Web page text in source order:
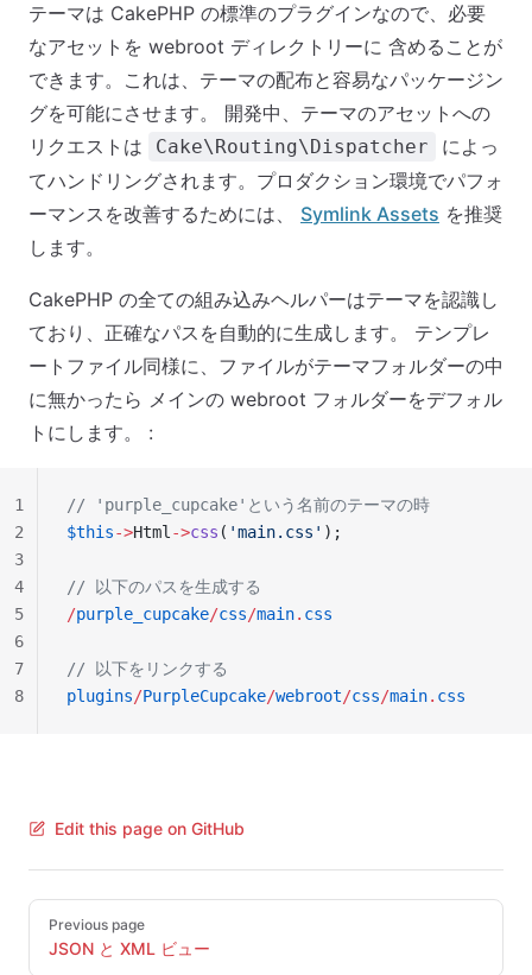
テーマは CakePHP の標準のプラグインなので、必要
なアセットを webroot ディレクトリーに 含めることが
できます。これは、テーマの配布と容易なパッケージン
グを可能にさせます。 開発中、テーマのアセットへの
リクエストは
Cake\Routing\Dispatcher
によっ
てハンドリングされます。プロダクション環境でパフォ
ーマンスを改善するためには、 Symlink Assets を推奨
します。
CakePHP の全ての組み込みヘルパーはテーマを認識し
ており、正確なパスを自動的に生成します。 テンプレ
ートファイル同様に、ファイルがテーマフォルダーの中
に無かったら メインの webroot フォルダーをデフォル
トにします。 :
// 'purple_cupcake'という名前のテーマの時
$this->Html ->css ( 'main.css' );
// 以下のパスを生成する
/purple_cupcake/css/main. css
// 以下をリンクする
plugins/PurpleCupcake/webroot/css/main. css
1
2
3
4
5
6
7
8
Edit this page on GitHub
Pager
Previous page
JSON と XML ビュー